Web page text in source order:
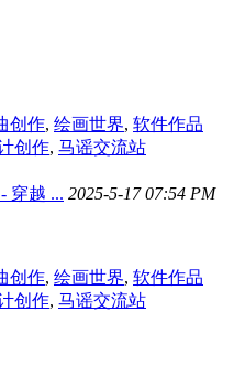
创作, 绘画世界, 软件作品
创作, 马谣交流站
穿越 ... 2025-5-17 07:54 PM
创作, 绘画世界, 软件作品
创作, 马谣交流站